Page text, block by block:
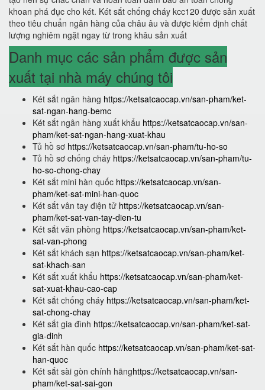
khoan phá đục cho két. Két sắt chống cháy kcc120 được sản xuất
theo tiêu chuẩn ngân hàng của châu âu và được kiểm định chất
lượng nghiêm ngặt ngay từ trong khâu sản xuất
Danh mục các sản phẩm được sản
xuất tại nhà máy chúng tôi
Két sắt ngân hàng https://ketsatcaocap.vn/san-pham/ket-
sat-ngan-hang-bemc
Két sắt ngân hàng xuất khẩu https://ketsatcaocap.vn/san-
pham/ket-sat-ngan-hang-xuat-khau
Tủ hồ sơ https://ketsatcaocap.vn/san-pham/tu-ho-so
Tủ hồ sơ chống cháy https://ketsatcaocap.vn/san-pham/tu-
ho-so-chong-chay
Két sắt mini hàn quốc https://ketsatcaocap.vn/san-
pham/ket-sat-mini-han-quoc
Két sắt vân tay điện tử https://ketsatcaocap.vn/san-
pham/ket-sat-van-tay-dien-tu
Két sắt văn phòng https://ketsatcaocap.vn/san-pham/ket-
sat-van-phong
Két sắt khách sạn https://ketsatcaocap.vn/san-pham/ket-
sat-khach-san
Két sắt xuất khẩu https://ketsatcaocap.vn/san-pham/ket-
sat-xuat-khau-cao-cap
Két sắt chống cháy https://ketsatcaocap.vn/san-pham/ket-
sat-chong-chay
Két sắt gia đình https://ketsatcaocap.vn/san-pham/ket-sat-
gia-dinh
Két sắt hàn quốc https://ketsatcaocap.vn/san-pham/ket-sat-
han-quoc
Két sắt sài gòn chính hãnghttps://ketsatcaocap.vn/san-
pham/ket-sat-sai-gon